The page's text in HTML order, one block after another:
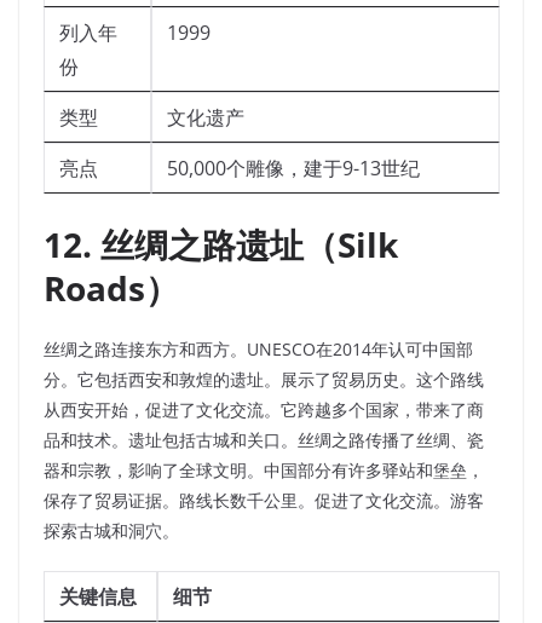
列入年
份
1999
类型
文化遗产
亮点
50,000个雕像，建于9-13世纪
12. 丝绸之路遗址（Silk
Roads）
丝绸之路连接东方和西方。UNESCO在2014年认可中国部
分。它包括西安和敦煌的遗址。展示了贸易历史。这个路线
从西安开始，促进了文化交流。它跨越多个国家，带来了商
品和技术。遗址包括古城和关口。丝绸之路传播了丝绸、瓷
器和宗教，影响了全球文明。中国部分有许多驿站和堡垒，
保存了贸易证据。路线长数千公里。促进了文化交流。游客
探索古城和洞穴。
关键信息
细节